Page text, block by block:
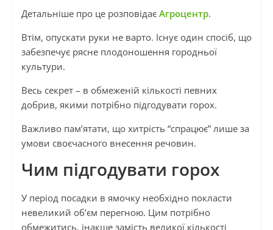
Детальніше про це розповідає Агроцентр.
Втім, опускати руки не варто. Існує один спосіб, що
забезпечує рясне плодоношення городньої
культури.
Весь секрет – в обмеженій кількості певних
добрив, якими потрібно підгодувати горох.
Важливо пам’ятати, що хитрість “спрацює” лише за
умови своєчасного внесення речовин.
Чим підгодувати горох
У період посадки в ямочку необхідно покласти
невеликий об’єм перегною. Цим потрібно
обмежитись, інакше замість великої кількості